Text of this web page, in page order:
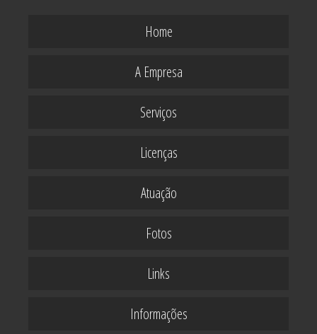
Home
A Empresa
Serviços
Licenças
Atuação
Fotos
Links
Informações